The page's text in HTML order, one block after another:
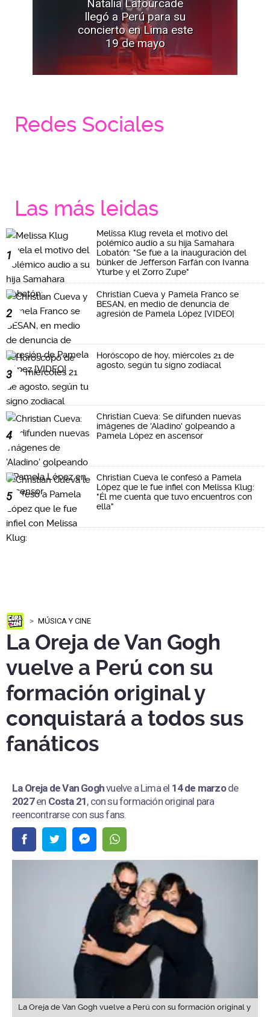
Natalia Lafourcade
llegó a Perú para su
concierto en Lima este
19 de mayo
Redes Sociales
Las más leidas
1
Melissa Klug revela el motivo del
polémico audio a su hija Samahara
Lobatón: "Se fue a la inauguración del
búnker de Jefferson Farfán con Ivanna
Yturbe y el Zorro Zupe"
2
Christian Cueva y Pamela Franco se
BESAN, en medio de denuncia de
agresión de Pamela López [VIDEO]
3
Horóscopo de hoy, miércoles 21 de
agosto, según tu signo zodiacal
4
Christian Cueva: Se difunden nuevas
imágenes de 'Aladino' golpeando a
Pamela López en ascensor
5
Christian Cueva le confesó a Pamela
López que le fue infiel con Melissa Klug:
"Él me cuenta que tuvo encuentros con
ella"
MÚSICA Y CINE
La Oreja de Van Gogh
vuelve a Perú con su
formación original y
conquistará a todos sus
fanáticos
La Oreja de Van Goghvuelve a Lima el 14 de marzode
2027en Costa 21, con su formación original para
reencontrarse con sus fans.
La Oreja de Van Gogh vuelve a Perú con su formación original y